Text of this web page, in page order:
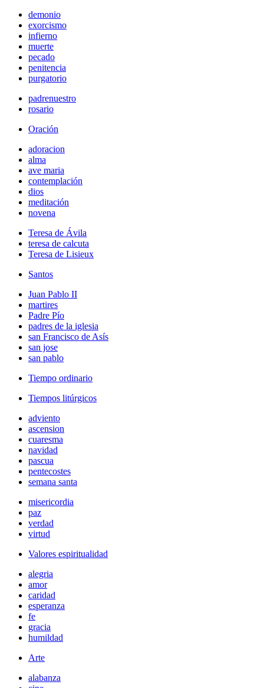
demonio
exorcismo
infierno
muerte
pecado
penitencia
purgatorio
padrenuestro
rosario
Oración
adoracion
alma
ave maria
contemplación
dios
meditación
novena
Teresa de Ávila
teresa de calcuta
Teresa de Lisieux
Santos
Juan Pablo II
martires
Padre Pío
padres de la iglesia
san Francisco de Asís
san jose
san pablo
Tiempo ordinario
Tiempos litúrgicos
adviento
ascension
cuaresma
navidad
pascua
pentecostes
semana santa
misericordia
paz
verdad
virtud
Valores espiritualidad
alegria
amor
caridad
esperanza
fe
gracia
humildad
Arte
alabanza